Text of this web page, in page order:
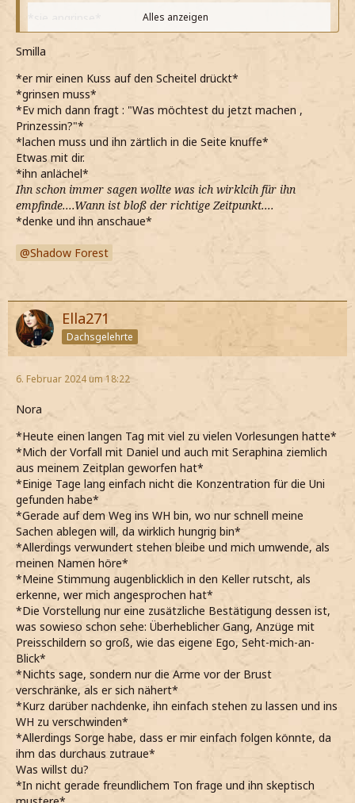
Ja, unbedingt!
*meine*
*sie sich ganz bestimmt mit Jace verstehen würde*
*sie meine Hände nimmt*
*mich darüber freue*
*sie ihren Kopf auf meine Schulter legt*
*ihr einen Kuss auf ihren Scheitel drücke*
*sie frage*
Alles anzeigen
Smilla
*er mir einen Kuss auf den Scheitel drückt*
*grinsen muss*
*Ev mich dann fragt : "Was möchtest du jetzt machen ,
Prinzessin?"*
*lachen muss und ihn zärtlich in die Seite knuffe*
Etwas mit dir.
*ihn anlächel*
Ihn schon immer sagen wollte was ich wirklcih für ihn
empfinde....Wann ist bloß der richtige Zeitpunkt....
*denke und ihn anschaue*
Shadow Forest
Ella271
Dachsgelehrte
6. Februar 2024 um 18:22
Nora
*Heute einen langen Tag mit viel zu vielen Vorlesungen hatte*
*Mich der Vorfall mit Daniel und auch mit Seraphina ziemlich
aus meinem Zeitplan geworfen hat*
*Einige Tage lang einfach nicht die Konzentration für die Uni
gefunden habe*
*Gerade auf dem Weg ins WH bin, wo nur schnell meine
Sachen ablegen will, da wirklich hungrig bin*
*Allerdings verwundert stehen bleibe und mich umwende, als
meinen Namen höre*
*Meine Stimmung augenblicklich in den Keller rutscht, als
erkenne, wer mich angesprochen hat*
*Die Vorstellung nur eine zusätzliche Bestätigung dessen ist,
was sowieso schon sehe: Überheblicher Gang, Anzüge mit
Preisschildern so groß, wie das eigene Ego, Seht-mich-an-
Blick*
*Nichts sage, sondern nur die Arme vor der Brust
verschränke, als er sich nähert*
*Kurz darüber nachdenke, ihn einfach stehen zu lassen und ins
WH zu verschwinden*
*Allerdings Sorge habe, dass er mir einfach folgen könnte, da
ihm das durchaus zutraue*
Was willst du?
*In nicht gerade freundlichem Ton frage und ihn skeptisch